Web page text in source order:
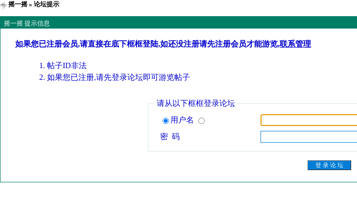
摇一摇» 论坛提示
摇一摇 提示信息
如果您已注册会员,请直接在底下框框登陆,如还没注册请先注册会员才能游览,联系管理
帖子ID非法
如果您已注册,请先登录论坛即可游览帖子
请从以下框框登录论坛
用户名
密 码